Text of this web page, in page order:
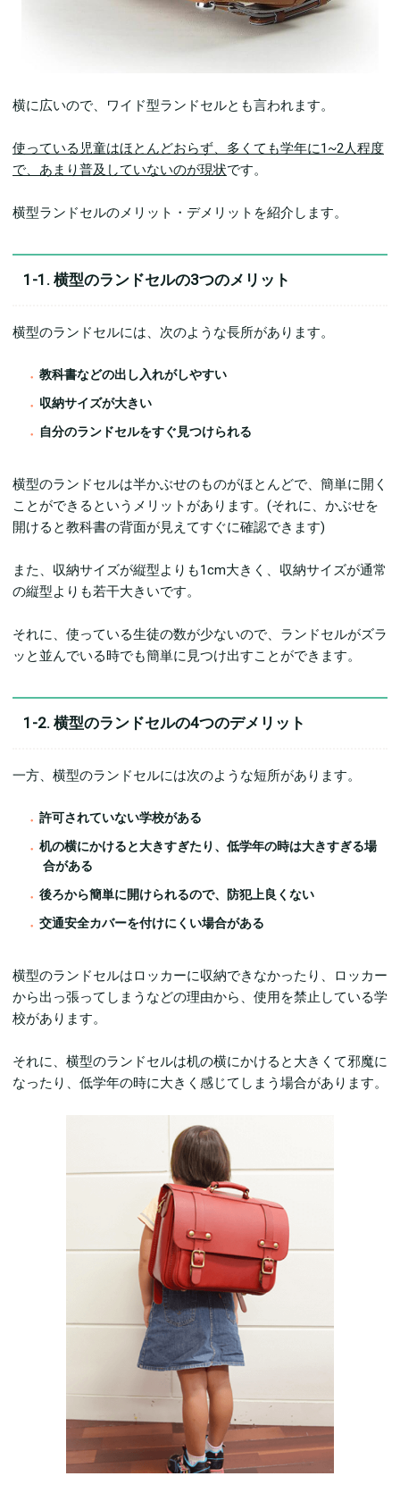
横に広いので、ワイド型ランドセルとも言われます。
使っている児童はほとんどおらず、多くても学年に1~2人程度
で、あまり普及していないのが現状です。
横型ランドセルのメリット・デメリットを紹介します。
1-1. 横型のランドセルの3つのメリット
横型のランドセルには、次のような長所があります。
教科書などの出し入れがしやすい
収納サイズが大きい
自分のランドセルをすぐ見つけられる
横型のランドセルは半かぶせのものがほとんどで、簡単に開く
ことができるというメリットがあります。(それに、かぶせを
開けると教科書の背面が見えてすぐに確認できます)
また、収納サイズが縦型よりも1cm大きく、収納サイズが通常
の縦型よりも若干大きいです。
それに、使っている生徒の数が少ないので、ランドセルがズラ
ッと並んでいる時でも簡単に見つけ出すことができます。
1-2. 横型のランドセルの4つのデメリット
一方、横型のランドセルには次のような短所があります。
許可されていない学校がある
机の横にかけると大きすぎたり、低学年の時は大きすぎる場
合がある
後ろから簡単に開けられるので、防犯上良くない
交通安全カバーを付けにくい場合がある
横型のランドセルはロッカーに収納できなかったり、ロッカー
から出っ張ってしまうなどの理由から、使用を禁止している学
校があります。
それに、横型のランドセルは机の横にかけると大きくて邪魔に
なったり、低学年の時に大きく感じてしまう場合があります。